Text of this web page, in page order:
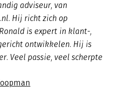
adviseur, van
Hij richt zich op
is expert in klant-,
ontwikkelen. Hij is
Veel passie, veel scherpte